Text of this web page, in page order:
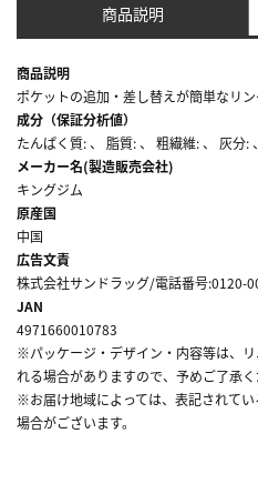
商品説明
商品説明
ポケットの追加・差し替えが簡単なリ
成分（保証分析値）
たんぱく質: 、 脂質: 、 粗繊維: 、 灰分:
メーカー名(製造販売会社)
キングジム
原産国
中国
広告文責
株式会社サンドラッグ/電話番号:0120-
JAN
4971660010783
※パッケージ・デザイン・内容等は、
れる場合がありますので、予めご了承く
※お届け地域によっては、表記されて
場合がございます。